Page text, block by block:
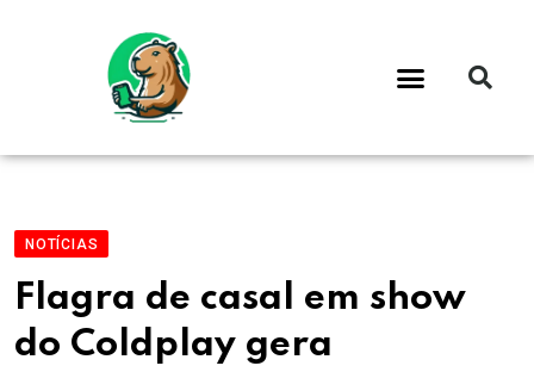
NOTÍCIAS
Flagra de casal em show
do Coldplay gera